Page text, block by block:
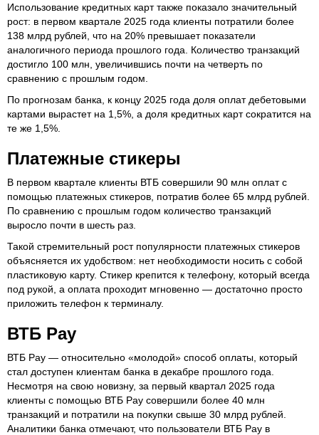
Использование кредитных карт также показало значительный
рост: в первом квартале 2025 года клиенты потратили более
138 млрд рублей, что на 20% превышает показатели
аналогичного периода прошлого года. Количество транзакций
достигло 100 млн, увеличившись почти на четверть по
сравнению с прошлым годом.
По прогнозам банка, к концу 2025 года доля оплат дебетовыми
картами вырастет на 1,5%, а доля кредитных карт сократится на
те же 1,5%.
Платежные стикеры
В первом квартале клиенты ВТБ совершили 90 млн оплат с
помощью платежных стикеров, потратив более 65 млрд рублей.
По сравнению с прошлым годом количество транзакций
выросло почти в шесть раз.
Такой стремительный рост популярности платежных стикеров
объясняется их удобством: нет необходимости носить с собой
пластиковую карту. Стикер крепится к телефону, который всегда
под рукой, а оплата проходит мгновенно — достаточно просто
приложить телефон к терминалу.
ВТБ Pay
ВТБ Pay — относительно «молодой» способ оплаты, который
стал доступен клиентам банка в декабре прошлого года.
Несмотря на свою новизну, за первый квартал 2025 года
клиенты с помощью ВТБ Pay совершили более 40 млн
транзакций и потратили на покупки свыше 30 млрд рублей.
Аналитики банка отмечают, что пользователи ВТБ Pay в